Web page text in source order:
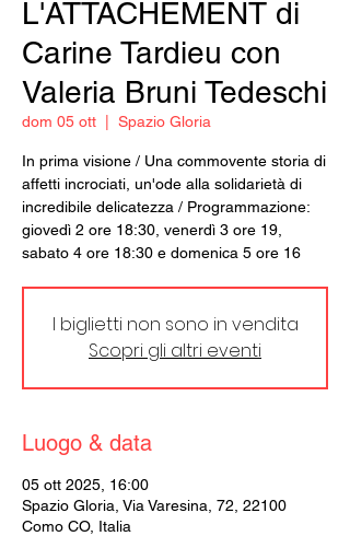
L'ATTACHEMENT di
Carine Tardieu con
Valeria Bruni Tedeschi
dom 05 ott Spazio Gloria
In prima visione / Una commovente storia di
affetti incrociati, un'ode alla solidarietà di
incredibile delicatezza / Programmazione:
giovedì 2 ore 18:30, venerdì 3 ore 19,
sabato 4 ore 18:30 e domenica 5 ore 16
I biglietti non sono in vendita
Scopri gli altri eventi
Luogo & data
05 ott 2025, 16:00
Spazio Gloria, Via Varesina, 72, 22100
Como CO, Italia